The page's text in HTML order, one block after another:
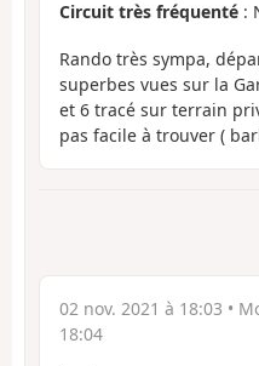
Circuit très fréquenté :
Rando très sympa,
superbes vues sur la
et 6 tracé sur terrain
pas facile à trouver (
02 nov. 2021 à 18:03 •
18:04